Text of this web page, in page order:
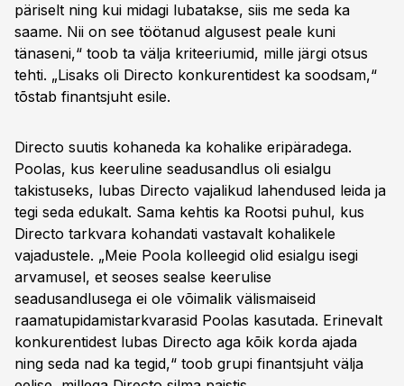
päriselt ning kui midagi lubatakse, siis me seda ka
saame. Nii on see töötanud algusest peale kuni
tänaseni,“ toob ta välja kriteeriumid, mille järgi otsus
tehti. „Lisaks oli Directo konkurentidest ka soodsam,“
tõstab finantsjuht esile.
Directo suutis kohaneda ka kohalike eripäradega.
Poolas, kus keeruline seadusandlus oli esialgu
takistuseks, lubas Directo vajalikud lahendused leida ja
tegi seda edukalt. Sama kehtis ka Rootsi puhul, kus
Directo tarkvara kohandati vastavalt kohalikele
vajadustele. „Meie Poola kolleegid olid esialgu isegi
arvamusel, et seoses sealse keerulise
seadusandlusega ei ole võimalik välismaiseid
raamatupidamistarkvarasid Poolas kasutada. Erinevalt
konkurentidest lubas Directo aga kõik korda ajada
ning seda nad ka tegid,“ toob grupi finantsjuht välja